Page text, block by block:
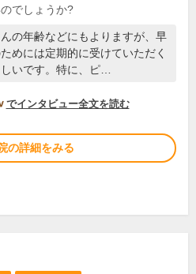
でしょうか?
の年齢などにもよりますが、早
めには定期的に受けていただく
いです。特に、ピ…
DOCTORVIEW
でインタビュー全文を読む
の詳細をみる